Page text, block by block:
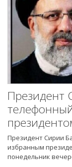
Президент
Президент Сирии
избранным
понедельник